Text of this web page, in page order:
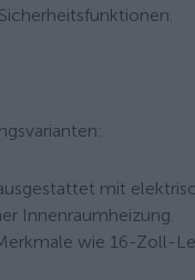
mit
Innenraumheizung.
wie 16-Zoll-